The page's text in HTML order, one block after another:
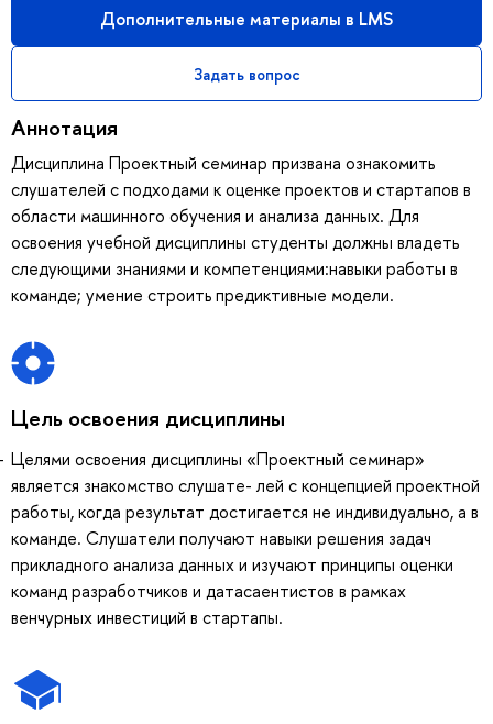
Дополнительные материалы в LMS
Задать вопрос
Аннотация
Дисциплина Проектный семинар призвана ознакомить
слушателей с подходами к оценке проектов и стартапов в
области машинного обучения и анализа данных. Для
освоения учебной дисциплины студенты должны владеть
следующими знаниями и компетенциями:навыки работы в
команде; умение строить предиктивные модели.
Цель освоения дисциплины
Целями освоения дисциплины «Проектный семинар»
является знакомство слушате- лей с концепцией проектной
работы, когда результат достигается не индивидуально, а в
команде. Слушатели получают навыки решения задач
прикладного анализа данных и изучают принципы оценки
команд разработчиков и датасаентистов в рамках
венчурных инвестиций в стартапы.